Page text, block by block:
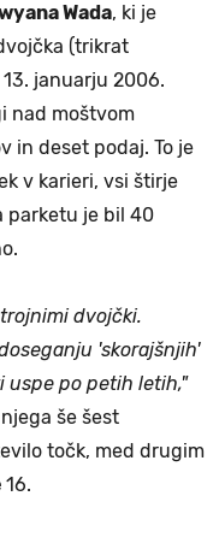
Wada, ki je
(trikrat
januarju 2006.
nad moštvom
in deset podaj. To je
v karieri, vsi štirje
parketu je bil 40
dvojčki.
'skorajšnjih'
uspe po petih letih,"
še šest
točk, med drugim
16.